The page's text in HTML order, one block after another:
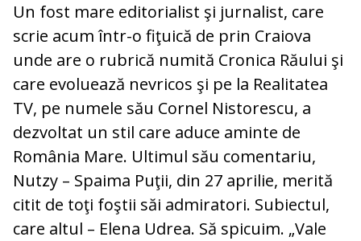
Un fost mare editorialist şi jurnalist, care
scrie acum într-o fiţuică de prin Craiova
unde are o rubrică numită Cronica Răului şi
care evoluează nevricos şi pe la Realitatea
TV, pe numele său Cornel Nistorescu, a
dezvoltat un stil care aduce aminte de
România Mare. Ultimul său comentariu,
Nutzy – Spaima Puţii, din 27 aprilie, merită
citit de toţi foştii săi admiratori. Subiectul,
care altul – Elena Udrea. Să spicuim. „Vale